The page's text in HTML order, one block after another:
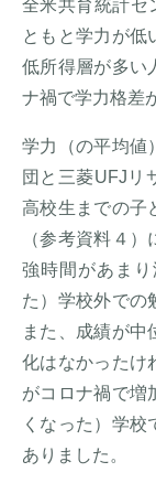
全米共育統計セ
ともと学力が低
低所得層が多い
ナ禍で学力格差
学力（の平均値
団と三菱UFJリ
高校生までの子
（参考資料４
強時間があま
た）学校外での
また、成績が中
化はなかったけ
がコロナ禍で増
くなった）学
ありました。